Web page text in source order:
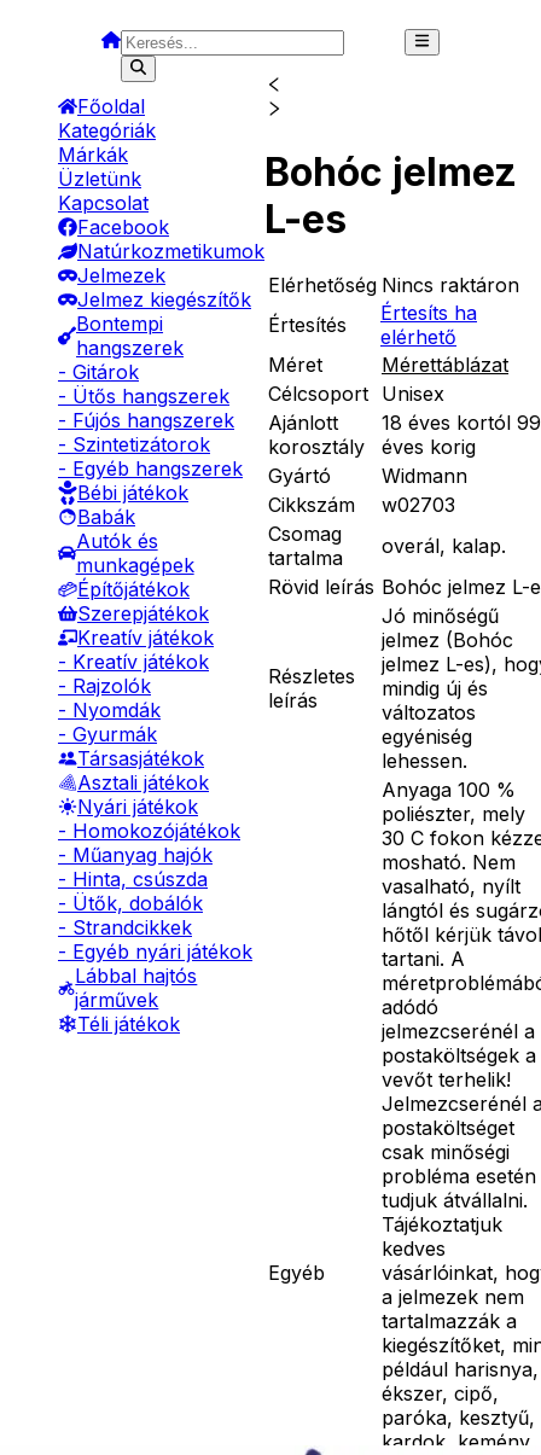
Főoldal
Kategóriák
Márkák
Üzletünk
Kapcsolat
Facebook
Natúrkozmetikumok
Jelmezek
Jelmez kiegészítők
Bontempi
hangszerek
- Gitárok
- Ütős hangszerek
- Fújós hangszerek
- Szintetizátorok
- Egyéb hangszerek
Bébi játékok
Babák
Autók és
munkagépek
Építőjátékok
Szerepjátékok
Kreatív játékok
- Kreatív játékok
- Rajzolók
- Nyomdák
- Gyurmák
Társasjátékok
Asztali játékok
Nyári játékok
- Homokozójátékok
- Műanyag hajók
- Hinta, csúszda
- Ütők, dobálók
- Strandcikkek
- Egyéb nyári játékok
Lábbal hajtós
járművek
Téli játékok
Bohóc jelmez
L-es
Elérhetőség Nincs raktáron
Értesítés
Értesíts ha
elérhető
Méret
Mérettáblázat
Célcsoport Unisex
Ajánlott
korosztály
18 éves kortól 99
éves korig
Gyártó
Widmann
Cikkszám
w02703
Csomag
tartalma
overál, kalap.
Rövid leírás Bohóc jelmez L-
Részletes
leírás
Jó minőségű
jelmez (Bohóc
jelmez L-es),
mindig új és
változatos
egyéniség
lehessen.
Egyéb
Anyaga 100 %
poliészter, mely
30 C fokon
mosható. Nem
vasalható, nyílt
lángtól és
hőtől kérjük távol
tartani. A
adódó
jelmezcserénél a
postaköltségek a
vevőt terhelik!
Jelmezcserénél
postaköltséget
csak minőségi
probléma esetén
tudjuk átvállalni.
Tájékoztatjuk
kedves
vásárlóinkat,
a jelmezek nem
tartalmazzák a
kiegészítőket,
például harisnya,
ékszer, cipő,
paróka, kesztyű,
kardok, kemény